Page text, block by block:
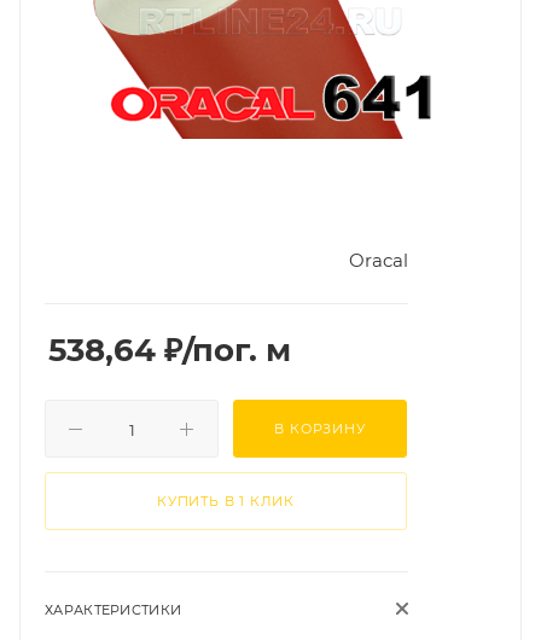
Oracal
538,64 ₽/пог. м
В КОРЗИНУ
КУПИТЬ В 1 КЛИК
ХАРАКТЕРИСТИКИ